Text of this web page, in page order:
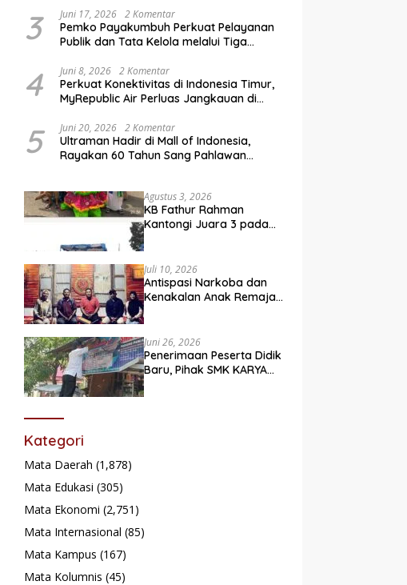
3 Juni 17, 2026 2 Komentar
Pemko Payakumbuh Perkuat Pelayanan
Publik dan Tata Kelola melalui Tiga
4 Juni 8, 2026 2 Komentar
Perkuat Konektivitas di Indonesia Timur,
MyRepublic Air Perluas Jangkauan di
5 Juni 20, 2026 2 Komentar
Ultraman Hadir di Mall of Indonesia,
Rayakan 60 Tahun Sang Pahlawan
Agustus 3, 2026
KB Fathur Rahman
Kantongi Juara 3 pada
Juli 10, 2026
Antispasi Narkoba dan
Kenakalan Anak Remaja,
Surau
Juni 26, 2026
Penerimaan Peserta Didik
Baru, Pihak SMK KARYA
Kategori
Mata Daerah (1,878)
Mata Edukasi (305)
Mata Ekonomi (2,751)
Mata Internasional (85)
Mata Kampus (167)
Mata Kolumnis (45)